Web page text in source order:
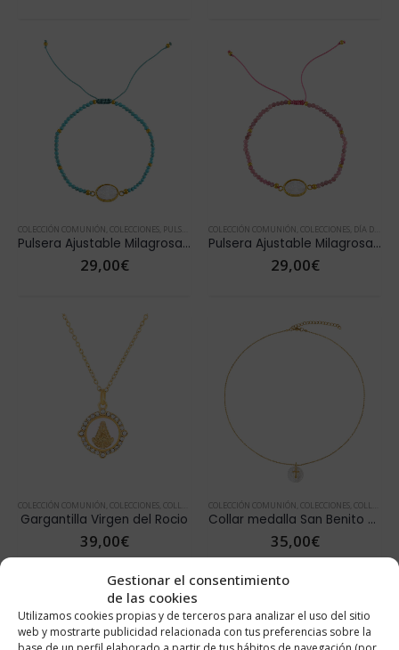
Gestionar el consentimiento
de las cookies
Utilizamos cookies propias y de terceros para analizar el uso del sitio
web y mostrarte publicidad relacionada con tus preferencias sobre la
COLECCIÓN COMUNIÓN COLECCIONES PULSERAS PULSERAS ORO,VER TODAS PULSERAS
Pulsera Ajustable Milagrosa Azul
29,00€
COLECCIÓN COMUNIÓN COLECCIONES DÍA DE LA MADRE
Pulsera Ajustable Milagrosa Rosa
29,00€
COLECCIÓN COMUNIÓN COLECCIONES COLLARES COLLARES ORO,DÍA DE LA MADRE,NOVEDADES
Gargantilla Virgen del Rocio
39,00€
COLECCIÓN COMUNIÓN COLECCIONES COLLARES
Collar medalla San Benito Nacar
35,00€